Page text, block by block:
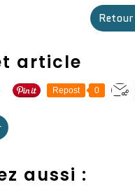
article
Repost 0
aussi :